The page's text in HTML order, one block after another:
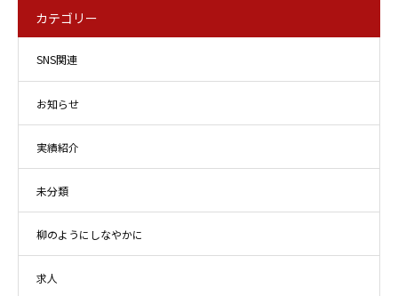
カテゴリー
SNS関連
お知らせ
実績紹介
未分類
柳のようにしなやかに
求人